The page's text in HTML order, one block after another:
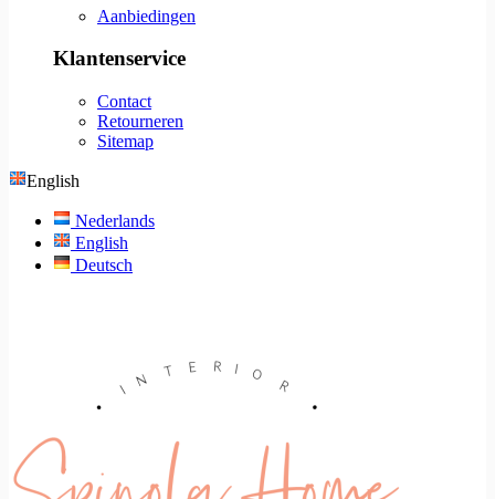
Aanbiedingen
Klantenservice
Contact
Retourneren
Sitemap
English
Nederlands
English
Deutsch